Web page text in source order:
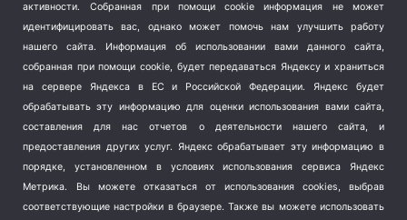
Флот (76)
Школа и спорт (2)
Экология (8)
Экономика (1172)
активности.
Собранная при помощи cookie информация не может
идентифицировать вас, однако может помочь нам улучшить работу
нашего сайта. Информация об использовании вами данного сайта,
собранная при помощи cookie, будет передаваться Яндексу и храниться
на сервере Яндекса в ЕС и Российской Федерации. Яндекс будет
обрабатывать эту информацию для оценки использования вами сайта,
составления для нас отчетов о деятельности нашего сайта, и
предоставления других услуг. Яндекс обрабатывает эту информацию в
порядке, установленном в условиях использования сервиса Яндекс
Метрика.
Вы можете отказаться от использования cookies, выбрав
соответствующие настройки в браузере. Также вы можете использовать